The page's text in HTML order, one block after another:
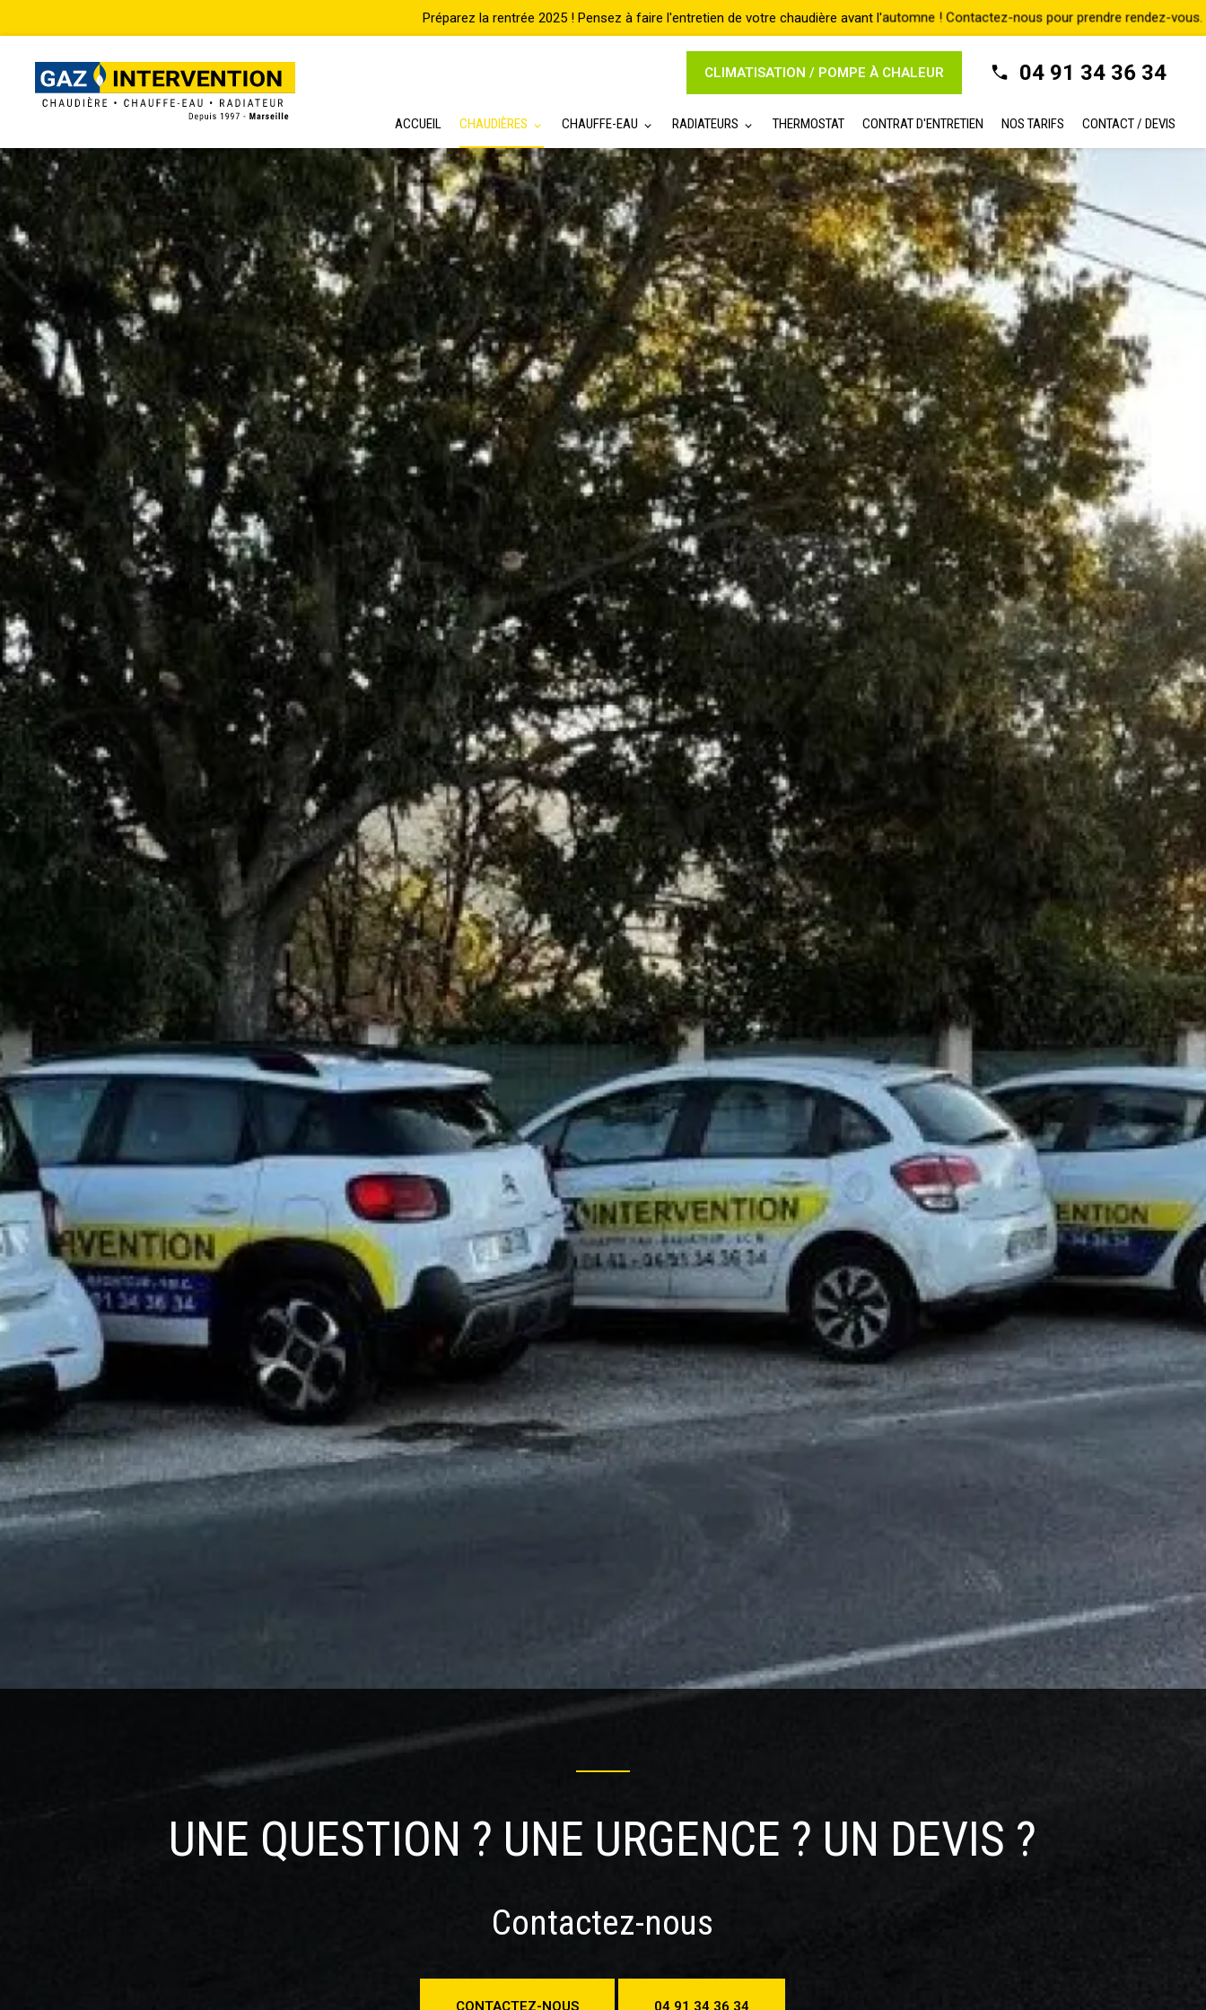
CLIMATISATION / POMPE À CHALEUR 04 91 34 36 34
ACCUEIL CHAUDIÈRES CHAUFFE-EAU RADIATEURS THERMOSTAT CONTRAT D'ENTRETIEN NOS TARIFS CONTACT / DEVIS
Accueil Chaudières Entretien Par qui faire entretenir ma chaudière gaz à condensation à Marseille
RETOUR
Par qui faire entretenir ma chaudière gaz à
condensation à Marseille
UN DEVIS ? UNE INTERVENTION ?
Gaz InterventionMarseillespécialise del'entretien de votre chaudièredepuis 20 ans à
Marseille!
La chaudière à condensationest une chaudière à haut rendement, offrant une haute efficacité
énergétique. Au niveau du fonctionnement d'une chaudière classique, il y a une combustion,
cette combustion engendre des fumées à température élevé, cette énergie est perdue.
Le rôle de la chaudière à condensation est donc de récupérer une partie de cette énergie, en
condensantla vapeur d'eau des fumées d'échappement, et de transférer cette énergie à l'eau
du circuit de chauffage
Une chaudièreà condensation intègre une pompe modulante, à haute efficacité énergétique
pour une réduction sensible de la consommation électrique.
L'entretien de votre chaudière à condensation consiste à effectuer :
Le nettoyage du corps de chauffe avec de la pulvérisation d'eau douce
Le nettoyage du siphon
Le contrôle du joint de l'étanchéité du bruleur
Le réglage de la combustion avec appareil de mesure
Vous pouvez nous contacter par l e formulaire de contact en ligne ou sur notre standard au
0491343634 pour plus de renseignements ou pour prendre rendez vous afin de réaliser
l'entretien
de votre chaudière à condensationàMarseille
Partager :
Demander un devis ou une intervention
Les champs indiqués par un astérisque (*) sont obligatoires
Nom* Prénom
Téléphone* Email*
Message*
En soumettant ce formulaire, j'accepte que les informations saisies soient traitées par GAZ
INTERVENTION dans le cadre de ma demande de contact et de la relation commerciale qui
peut en découler.
En savoir plus en consultant notre politique de confidentialité.*
Entretien annuel de chaudière à gaz Aix en
provence
prix contrat d'entretien chaudière à gaz elm leblanc
Aix en provence
Tarif entretien de chaudière à gaz Aix en provence
Devis gratuit Entreprise familiale
UNE QUESTION ? UNE URGENCE ? UN DEVIS ?
Contactez-nous
CONTACTEZ-NOUS 04 91 34 36 34